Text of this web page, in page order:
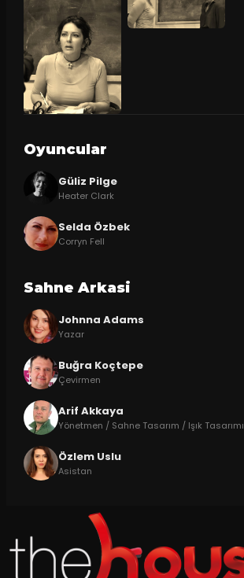
Oyuncular
Güliz Pilge
Heater Clark
Selda Özbek
Corryn Fell
Sahne Arkasi
Johnna Adams
Yazar
Buğra Koçtepe
Çevirmen
Arif Akkaya
Yönetmen / Sahne Tasarım / Işık Tasarımı
Özlem Uslu
Asistan